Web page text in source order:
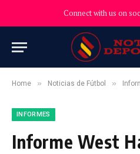
Connect with us on
Home » Noticias de Fútbol »
INFORMES
Informe West